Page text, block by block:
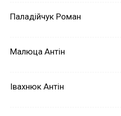
Паладійчук Роман
Малюца Антін
Івахнюк Антін